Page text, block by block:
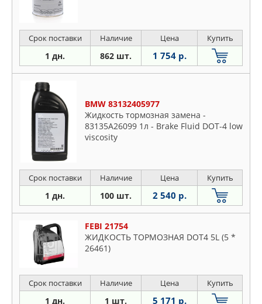
Срок поставки Наличие Цена Купить
1 дн. 862 шт. 1 754 р.
BMW 83132405977
Жидкость тормозная замена -
83135A26099 1л - Brake Fluid DOT-4 low
viscosity
Срок поставки Наличие Цена Купить
1 дн. 100 шт. 2 540 р.
FEBI 21754
ЖИДКОСТЬ ТОРМОЗНАЯ DOT4 5L (5 *
26461)
Срок поставки Наличие Цена Купить
1 дн. 1 шт. 5 171 р.